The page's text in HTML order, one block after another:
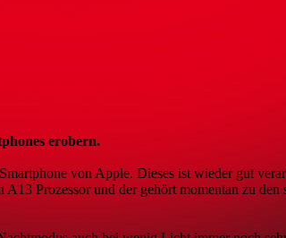
erobern.
von Apple. Dieses ist wieder gut
Prozessor und der gehört momentan zu